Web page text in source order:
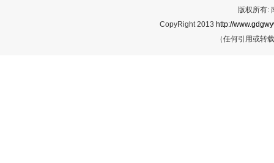
版权所有:
CopyRight 2013 http://
（任何引用或转